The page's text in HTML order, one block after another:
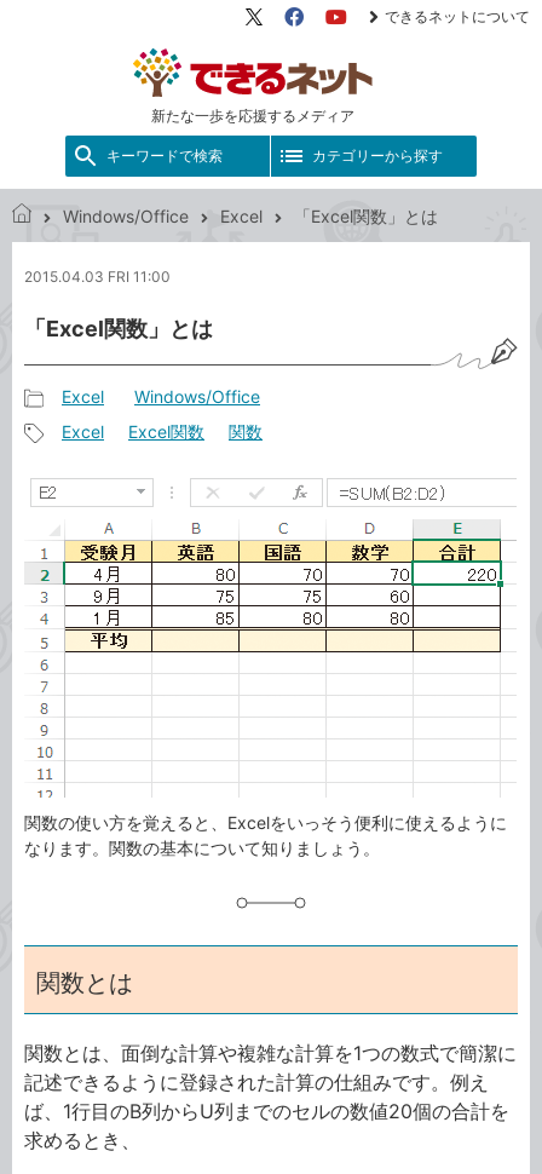
新たな一歩を応援するメディア
X（旧
FacebookYouTube
できるネットについて
キーワードで検索 カテゴリーから探す
る
ッ
ト
Windows/Office Excel 「Excel関数」とは
2015.04.03 FRI 11:00
「Excel関数」とは
事
カ
テ
ゴ
リ
Excel Windows/Office
事
タ
グ
Excel Excel関数 関数
関数の使い方を覚えると、Excelをいっそう便利に使えるように
なります。関数の基本について知りましょう。
関数とは
関数とは、面倒な計算や複雑な計算を1つの数式で簡潔に
記述できるように登録された計算の仕組みです。例え
ば、1行目のB列からU列までのセルの数値20個の合計を
求めるとき、